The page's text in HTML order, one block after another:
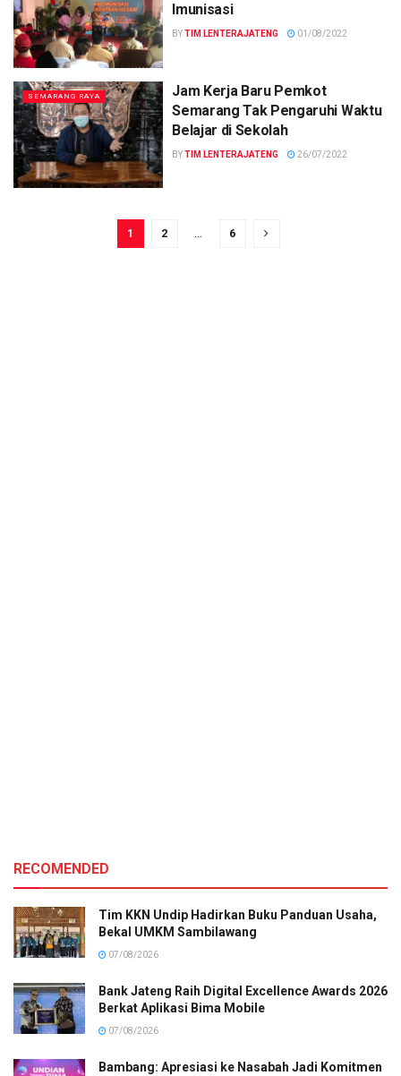
Imunisasi
BYTIM LENTERAJATENG 01/08/2022
SEMARANG RAYA
Jam Kerja Baru Pemkot
Semarang Tak Pengaruhi Waktu
Belajar di Sekolah
BYTIM LENTERAJATENG 26/07/2022
1 2 … 6
RECOMENDED
Tim KKN Undip Hadirkan Buku Panduan Usaha,
Bekal UMKM Sambilawang
07/08/2026
Bank Jateng Raih Digital Excellence Awards 2026
Berkat Aplikasi Bima Mobile
07/08/2026
Bambang: Apresiasi ke Nasabah Jadi Komitmen